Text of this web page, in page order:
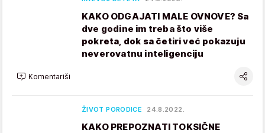
KAKO ODGAJATI MALE OVNOVE? Sa
dve godine im treba što više
pokreta, dok sa četiri već pokazuju
neverovatnu inteligenciju
Komentariši
ŽIVOT PORODICE 24.8.2022.
KAKO PREPOZNATI TOKSIČNE